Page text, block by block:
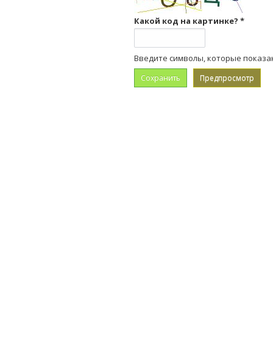
Какой код на картинке? *
Введите символы, которые